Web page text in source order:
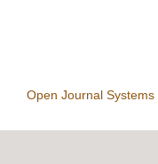
Open Journal Systems